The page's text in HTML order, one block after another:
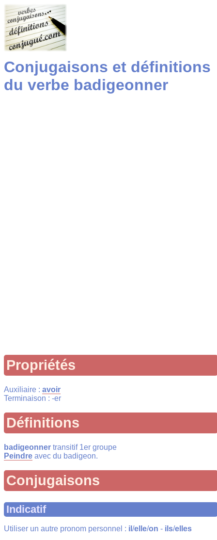
Conjugaisons et définitions
du verbe badigeonner
Propriétés
Auxiliaire : avoir
Terminaison : -er
Définitions
badigeonner transitif 1er groupe
Peindre avec du badigeon.
Conjugaisons
Indicatif
Utiliser un autre pronom personnel : il /elle/on - ils/elles